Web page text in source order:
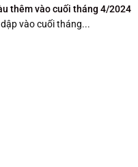
thêm vào cuối tháng 4/2024
vào cuối tháng...